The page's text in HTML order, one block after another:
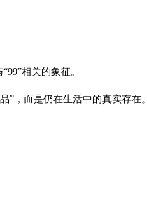
相关的象征。
，而是仍在生活中的真实存在。